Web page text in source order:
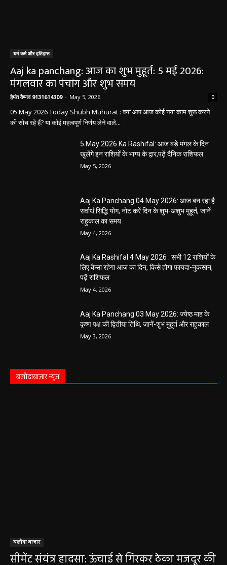
धर्म कर्म और इतिहास
Aaj ka panchang: आज का शुभ मुहूर्त: 5 मई 2026:
मंगलवार का पंचांग और शुभ समय
हेमंत वैष्णव 9131614309 - May 5, 2026 0
05 May 2026 Today Shubh Muhurat : क्या आप आज कोई नया काम शुरू करने
की सोच रहे हैं? या कोई महत्वपूर्ण निर्णय लेने वाले...
5 May 2026 Ka Rashifal: आज बड़े मंगल के दिन
खुलेंगे इन राशियों के भाग्य के द्वार,पढ़ें दैनिक राशिफल
May 5, 2026
Aaj Ka Panchang 04 May 2026: आज बन रहा है
सर्वार्थ सिद्धि योग, नोट करें दिन के शुभ-अशुभ मुहूर्त, जानें
राहुकाल का समय
May 4, 2026
Aaj Ka Rashifal 4 May 2026 : सभी 12 राशियों के
लिए कैसा रहेगा आज का दिन, किसे होगा फायदा-नुकसान,
पढ़ें राशिफल
May 4, 2026
Aaj Ka Panchang 03 May 2026: ज्येष्ठ माह के
कृष्ण पक्ष की द्वितीया तिथि, जानें-शुभ मुहूर्त और राहुकाल
May 3, 2026
बलौदाबाज़ार न्यूज़
बलौदा बाजार
सीमेंट संयंत्र हादसा: ऊंचाई से गिरकर ठेका मजदूर की